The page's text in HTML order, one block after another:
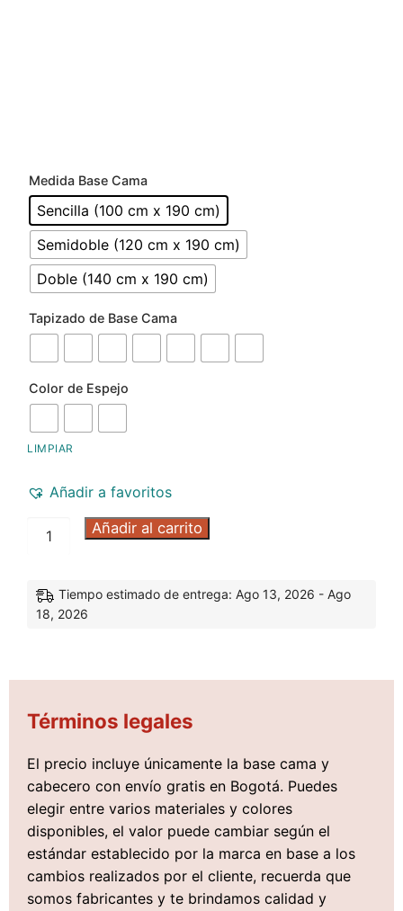
Medida Base Cama
Sencilla (100 cm x 190 cm)
Semidoble (120 cm x 190 cm)
Doble (140 cm x 190 cm)
Tapizado de Base Cama
Color de Espejo
LIMPIAR
Añadir a favoritos
Añadir al carrito
Tiempo estimado de entrega: Ago 13, 2026 - Ago
18, 2026
Términos legales
El precio incluye únicamente la base cama y
cabecero con envío gratis en Bogotá. Puedes
elegir entre varios materiales y colores
disponibles, el valor puede cambiar según el
estándar establecido por la marca en base a los
cambios realizados por el cliente, recuerda que
somos fabricantes y te brindamos calidad y